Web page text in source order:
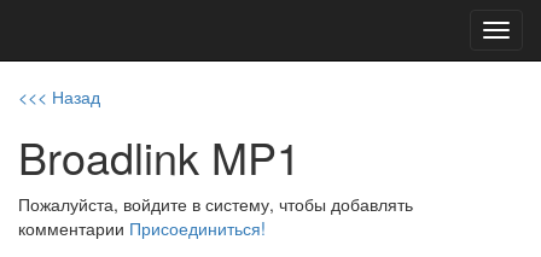
<<< Назад
Broadlink MP1
Пожалуйста, войдите в систему, чтобы добавлять
комментарии Присоединиться!